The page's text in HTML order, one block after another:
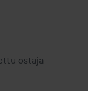
sitten
ostaja